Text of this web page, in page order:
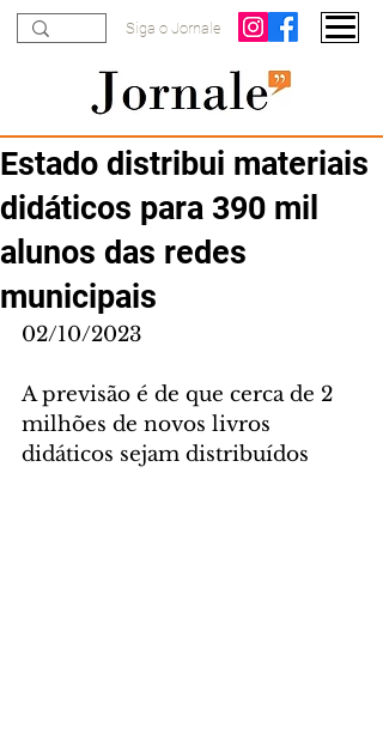
Siga o Jornale
Estado distribui materiais
didáticos para 390 mil
alunos das redes
municipais
02/10/2023
A previsão é de que cerca de 2
milhões de novos livros
didáticos sejam distribuídos